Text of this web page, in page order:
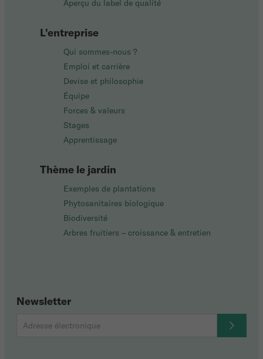
Aperçu du label de qualité
L'entreprise
Qui sommes-nous ?
Emploi et carrière
Devise et philosophie
Équipe
Forces & valeurs
Stages
Apprentissage
Thème le jardin
Exemples de plantations
Phytosanitaires biologique
Biodiversité
Arbres fruitiers – croissance & entretien
Newsletter